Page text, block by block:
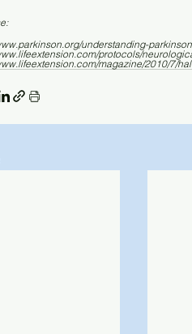
understanding-
protocols/
magazine/2010/7/